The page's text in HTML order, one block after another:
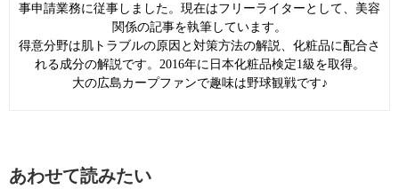
事申請業務に従事しました。現在はフリーライターとして、美容
関係の記事を執筆しています。
得意分野は肌トラブルの原因と対策方法の解説、化粧品に配合さ
れる成分の解説です。2016年に日本化粧品検定1級を取得。
大の広島カープファンで趣味は野球観戦です♪
あわせて読みたい